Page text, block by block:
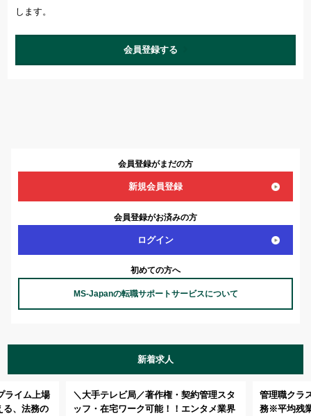
します。
会員登録する
会員登録がまだの方
新規会員登録
会員登録がお済みの方
ログイン
初めての方へ
MS-Japanの転職サポートサービスについて
新着求人
ライム上場
る、法務の
＼大手テレビ局／著作権・契約管理スタ
ッフ・在宅ワーク可能！！エンタメ業界
管理職クラ
務※平均残